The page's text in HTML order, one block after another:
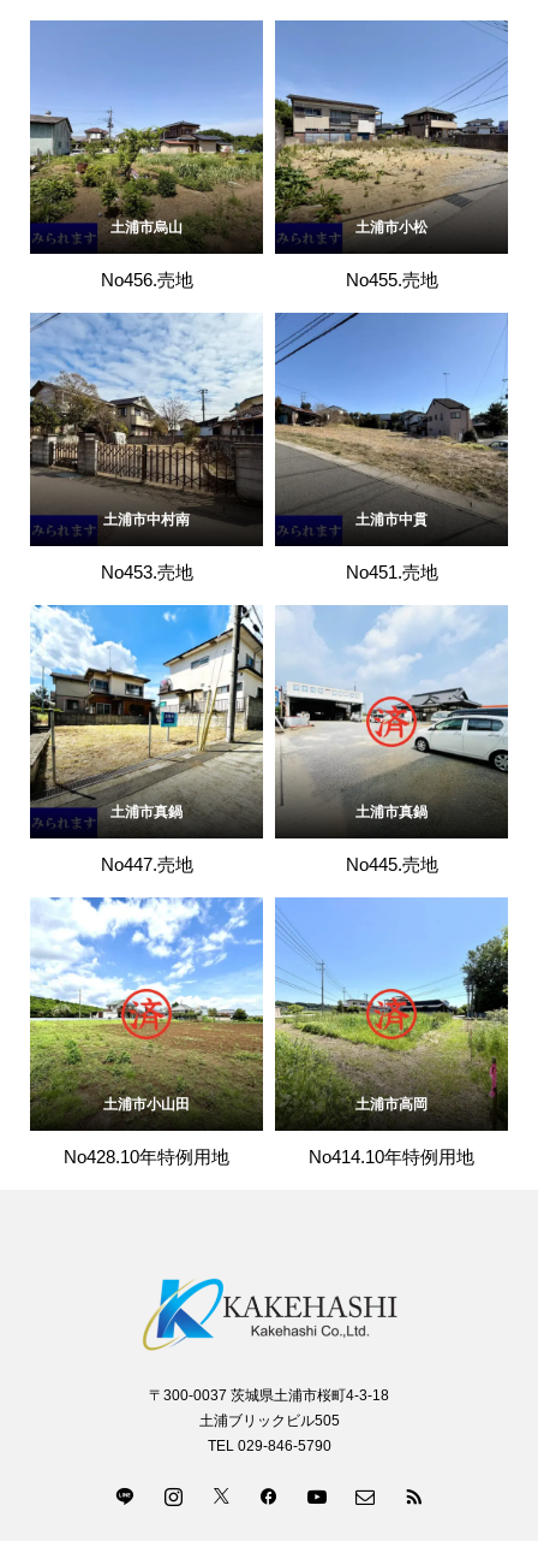
土浦市烏山
No456.売地
土浦市小松
No455.売地
土浦市中村南
No453.売地
土浦市中貫
No451.売地
土浦市真鍋
No447.売地
土浦市真鍋
No445.売地
土浦市小山田
No428.10年特例用地
土浦市高岡
No414.10年特例用地
〒300-0037 茨城県土浦市桜町4-3-18
土浦ブリックビル505
TEL 029-846-5790